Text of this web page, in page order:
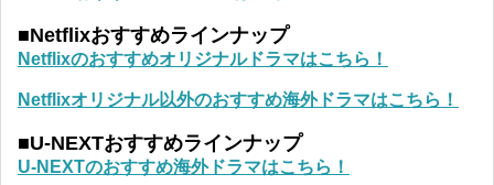
■Netflixおすすめラインナップ
Netflixのおすすめオリジナルドラマはこちら！
Netflixオリジナル以外のおすすめ海外ドラマはこちら！
■U-NEXTおすすめラインナップ
U-NEXTのおすすめ海外ドラマはこちら！